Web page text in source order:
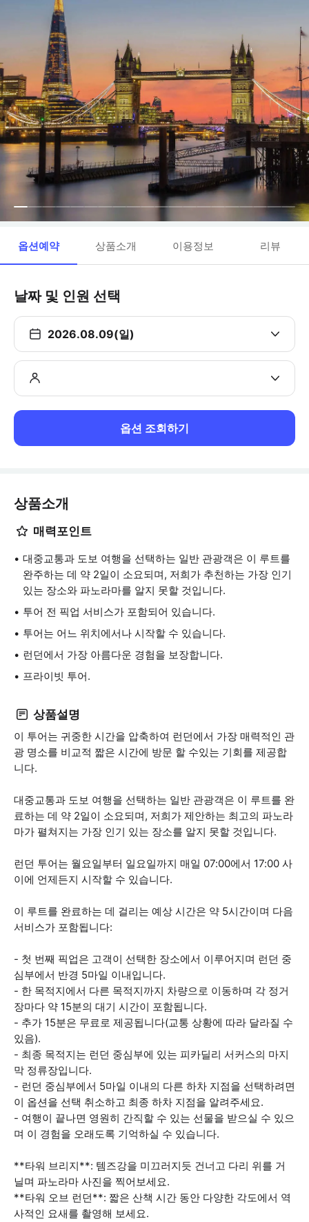
옵션예약 상품소개 이용정보 리뷰
날짜 및 인원 선택
2026.08.09(일)
옵션 조회하기
상품소개
매력포인트
대중교통과 도보 여행을 선택하는 일반 관광객은 이 루트를
완주하는 데 약 2일이 소요되며, 저희가 추천하는 가장 인기
있는 장소와 파노라마를 알지 못할 것입니다.
투어 전 픽업 서비스가 포함되어 있습니다.
투어는 어느 위치에서나 시작할 수 있습니다.
런던에서 가장 아름다운 경험을 보장합니다.
프라이빗 투어.
상품설명
이 투어는 귀중한 시간을 압축하여 런던에서 가장 매력적인 관
광 명소를 비교적 짧은 시간에 방문 할 수있는 기회를 제공합
니다.
대중교통과 도보 여행을 선택하는 일반 관광객은 이 루트를 완
료하는 데 약 2일이 소요되며, 저희가 제안하는 최고의 파노라
마가 펼쳐지는 가장 인기 있는 장소를 알지 못할 것입니다.
런던 투어는 월요일부터 일요일까지 매일 07:00에서 17:00 사
이에 언제든지 시작할 수 있습니다.
이 루트를 완료하는 데 걸리는 예상 시간은 약 5시간이며 다음
서비스가 포함됩니다:
- 첫 번째 픽업은 고객이 선택한 장소에서 이루어지며 런던 중
심부에서 반경 5마일 이내입니다.
- 한 목적지에서 다른 목적지까지 차량으로 이동하며 각 정거
장마다 약 15분의 대기 시간이 포함됩니다.
- 추가 15분은 무료로 제공됩니다(교통 상황에 따라 달라질 수
있음).
- 최종 목적지는 런던 중심부에 있는 피카딜리 서커스의 마지
막 정류장입니다.
- 런던 중심부에서 5마일 이내의 다른 하차 지점을 선택하려면
이 옵션을 선택 취소하고 최종 하차 지점을 알려주세요.
- 여행이 끝나면 영원히 간직할 수 있는 선물을 받으실 수 있으
며 이 경험을 오래도록 기억하실 수 있습니다.
**타워 브리지**: 템즈강을 미끄러지듯 건너고 다리 위를 거
닐며 파노라마 사진을 찍어보세요.
**타워 오브 런던**: 짧은 산책 시간 동안 다양한 각도에서 역
사적인 요새를 촬영해 보세요.